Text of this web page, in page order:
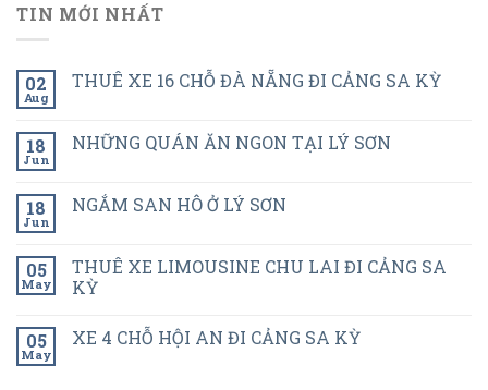
TIN MỚI NHẤT
02
Aug
THUÊ XE 16 CHỖ ĐÀ NẴNG ĐI CẢNG SA KỲ
18
Jun
NHỮNG QUÁN ĂN NGON TẠI LÝ SƠN
18
Jun
NGẮM SAN HÔ Ở LÝ SƠN
05
May
THUÊ XE LIMOUSINE CHU LAI ĐI CẢNG SA
KỲ
05
May
XE 4 CHỖ HỘI AN ĐI CẢNG SA KỲ